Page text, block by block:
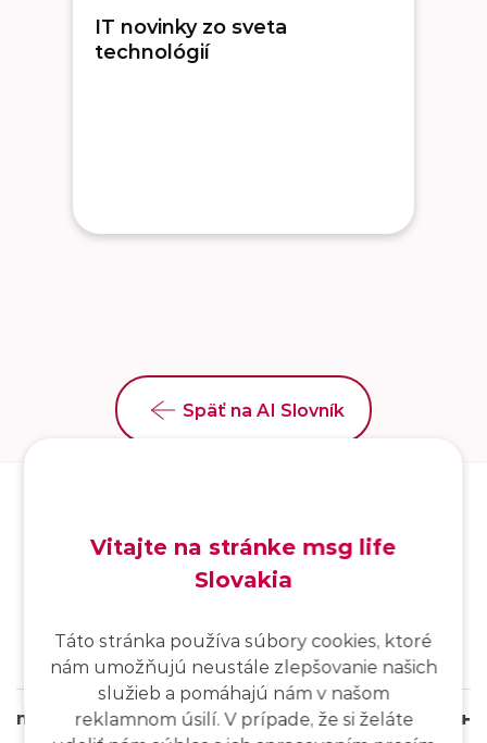
IT novinky zo sveta
technológií
Späť na AI Slovník
SK/EN/DE
msg life Slovakia
Vitajte na stránke msg life
Slovakia
Táto stránka používa súbory cookies, ktoré
nám umožňujú neustále zlepšovanie našich
služieb a pomáhajú nám v našom
reklamnom úsilí. V prípade, že si želáte